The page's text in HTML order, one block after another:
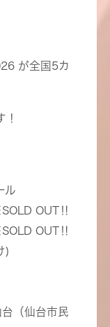
が全国5カ
ル
OUT‼︎
OUT‼︎
)
（仙台市民